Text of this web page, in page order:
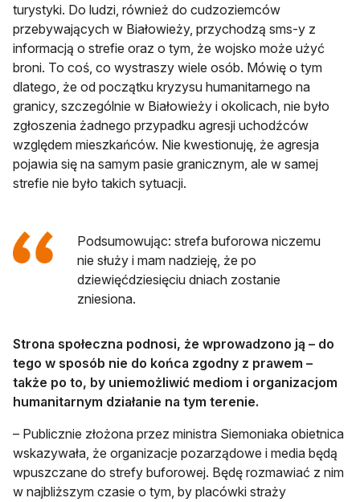
turystyki. Do ludzi, również do cudzoziemców
przebywających w Białowieży, przychodzą sms-y z
informacją o strefie oraz o tym, że wojsko może użyć
broni. To coś, co wystraszy wiele osób. Mówię o tym
dlatego, że od początku kryzysu humanitarnego na
granicy, szczególnie w Białowieży i okolicach, nie było
zgłoszenia żadnego przypadku agresji uchodźców
względem mieszkańców. Nie kwestionuję, że agresja
pojawia się na samym pasie granicznym, ale w samej
strefie nie było takich sytuacji.
Podsumowując: strefa buforowa niczemu
nie służy i mam nadzieję, że po
dziewięćdziesięciu dniach zostanie
zniesiona.
Strona społeczna podnosi, że wprowadzono ją – do
tego w sposób nie do końca zgodny z prawem –
także po to, by uniemożliwić mediom i organizacjom
humanitarnym działanie na tym terenie.
– Publicznie złożona przez ministra Siemoniaka obietnica
wskazywała, że organizacje pozarządowe i media będą
wpuszczane do strefy buforowej. Będę rozmawiać z nim
w najbliższym czasie o tym, by placówki straży